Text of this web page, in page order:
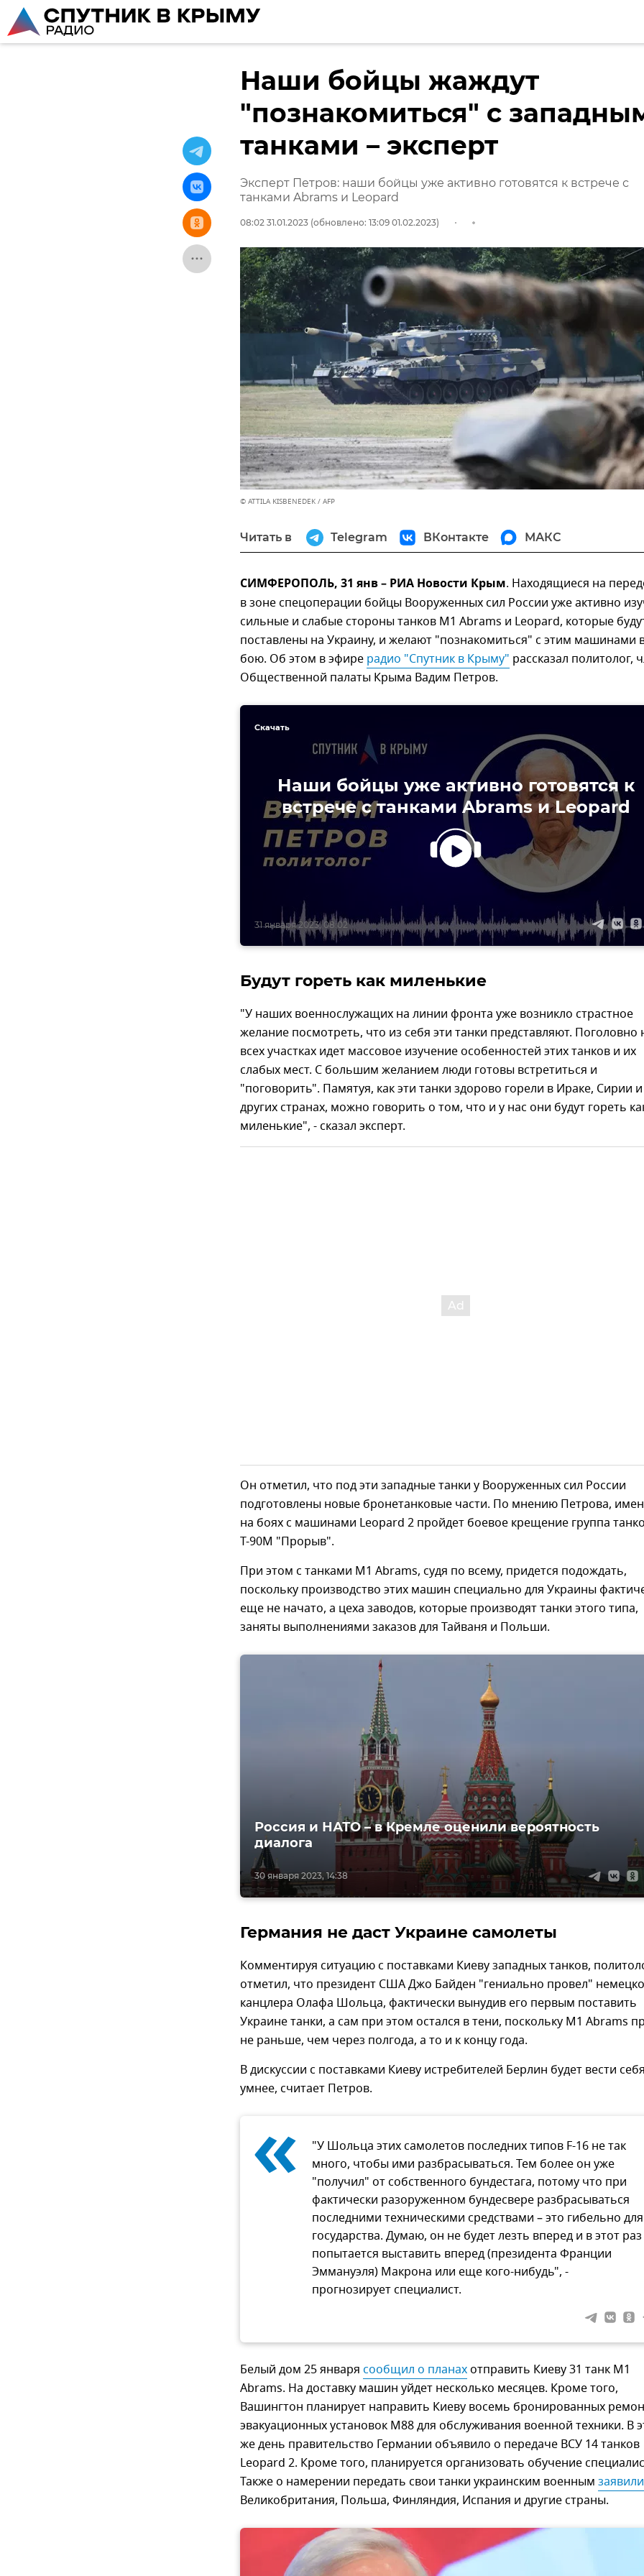
Наши бойцы жаждут
"познакомиться" с
танками – эксперт
Эксперт Петров: наши бойцы уже активно готовятся к встрече с
танками Abrams и Leopard
08:02 31.01.2023 (обновлено: 13:09 01.02.2023)
© ATTILA KISBENEDEK / AFP
Читать в Telegram ВКонтакте МАКС
СИМФЕРОПОЛЬ, 31 янв – РИА Новости Крым. Находящиеся на
в зоне спецоперации бойцы Вооруженных сил России уже активно
сильные и слабые стороны танков M1 Abrams и Leopard, которые
поставлены на Украину, и желают "познакомиться" с этим машинами
бою. Об этом в эфире радио "Спутник в Крыму" рассказал политолог,
Общественной палаты Крыма Вадим Петров.
Наши бойцы уже активно готовятся к
встрече с танками Abrams и Leopard
31 января 2023, 08:02
Скачать
Будут гореть как миленькие
"У наших военнослужащих на линии фронта уже возникло страстное
желание посмотреть, что из себя эти танки представляют. Поголовно
всех участках идет массовое изучение особенностей этих танков и их
слабых мест. С большим желанием люди готовы встретиться и
"поговорить". Памятуя, как эти танки здорово горели в Ираке, Сирии и
других странах, можно говорить о том, что и у нас они будут гореть
миленькие", - сказал эксперт.
Он отметил, что под эти западные танки у Вооруженных сил России
подготовлены новые бронетанковые части. По мнению Петрова,
на боях c машинами Leopard 2 пройдет боевое крещение группа
Т-90М "Прорыв".
При этом с танками M1 Abrams, судя по всему, придется подождать,
поскольку производство этих машин специально для Украины
еще не начато, а цеха заводов, которые производят танки этого типа,
заняты выполнениями заказов для Тайваня и Польши.
30 января 2023, 14:38
Россия и НАТО – в Кремле оценили вероятность
диалога
Германия не даст Украине самолеты
Комментируя ситуацию с поставками Киеву западных танков,
отметил, что президент США Джо Байден "гениально провел"
канцлера Олафа Шольца, фактически вынудив его первым поставить
Украине танки, а сам при этом остался в тени, поскольку M1 Abrams
не раньше, чем через полгода, а то и к концу года.
В дискуссии с поставками Киеву истребителей Берлин будет вести
умнее, считает Петров.
«
"У Шольца этих самолетов последних типов F-16 не так
много, чтобы ими разбрасываться. Тем более он уже
"получил" от собственного бундестага, потому что при
фактически разоруженном бундесвере разбрасываться
последними техническими средствами – это гибельно для
государства. Думаю, он не будет лезть вперед и в этот раз
попытается выставить вперед (президента Франции
Эммануэля) Макрона или еще кого-нибудь", -
прогнозирует специалист.
Белый дом 25 января сообщил о планах отправить Киеву 31 танк M1
Abrams. На доставку машин уйдет несколько месяцев. Кроме того,
Вашингтон планирует направить Киеву восемь бронированных
эвакуационных установок М88 для обслуживания военной техники. В
же день правительство Германии объявило о передаче ВСУ 14 танков
Leopard 2. Кроме того, планируется организовать обучение
Также о намерении передать свои танки украинским военным
Великобритания, Польша, Финляндия, Испания и другие страны.